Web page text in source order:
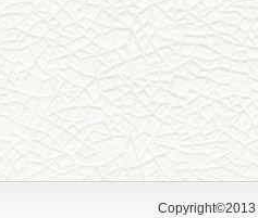
Copyright©2013